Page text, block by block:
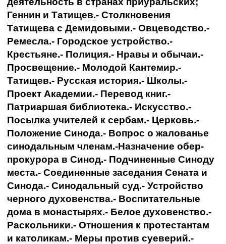
Геннин и Татищев.- Столкновения
Татищева с Демидовыми.- Овцеводство.-
Ремесла.- Городское устройство.-
Крестьяне.- Полиция.- Нравы и обычаи.-
Просвещение.- Молодой Кантемир.-
Татищев.- Русская история.- Школы.-
Проект Академии.- Перевод книг.-
Патриаршая библиотека.- Искусство.-
Посылка учителей к сербам.- Церковь.-
Положение Синода.- Вопрос о жалованье
синодальным членам.-Назначение обер-
прокурора в Синод.- Подчиненные Синоду
места.- Соединенные заседания Сената и
Синода.- Синодальный суд.- Устройство
черного духовенства.- Воспитательные
дома в монастырях.- Белое духовенство.-
Раскольники.- Отношения к протестантам
и католикам.- Меры против суеверий.-